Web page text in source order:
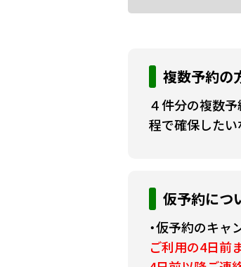
複数予約の
４件分の複数予
程で確保したい
仮予約につ
・仮予約のキャ
ご利用の4日前